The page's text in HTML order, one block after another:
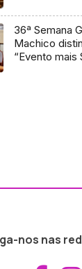
36ª Semana
Machico
“Evento mais
nos nas